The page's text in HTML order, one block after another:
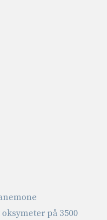
på 3500